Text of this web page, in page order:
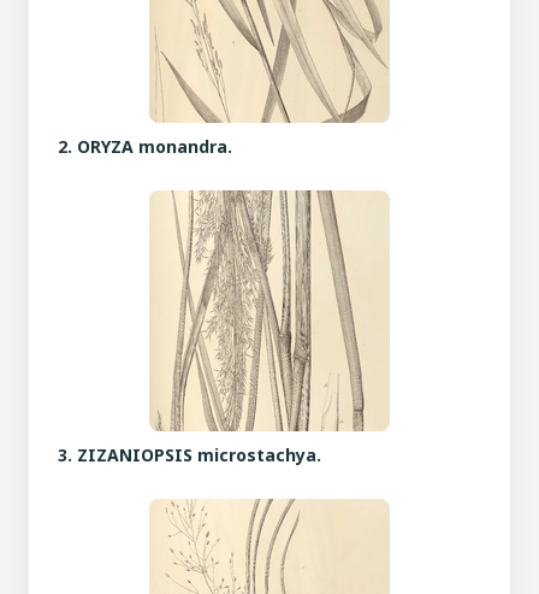
2. ORYZA monandra.
3. ZIZANIOPSIS microstachya.